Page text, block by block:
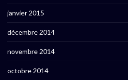
janvier 2015
décembre 2014
novembre 2014
octobre 2014